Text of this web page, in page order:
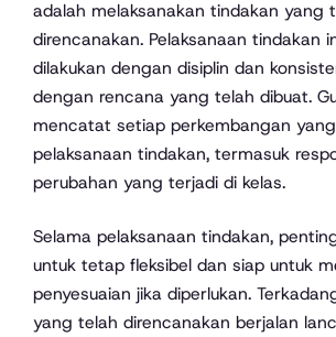
adalah melaksanakan tindakan yang
direncanakan. Pelaksanaan tindakan
dilakukan dengan disiplin dan
dengan rencana yang telah dibuat.
mencatat setiap perkembangan
pelaksanaan tindakan, termasuk
perubahan yang terjadi di kelas.
Selama pelaksanaan tindakan,
untuk tetap fleksibel dan siap untuk
penyesuaian jika diperlukan.
yang telah direncanakan berjalan